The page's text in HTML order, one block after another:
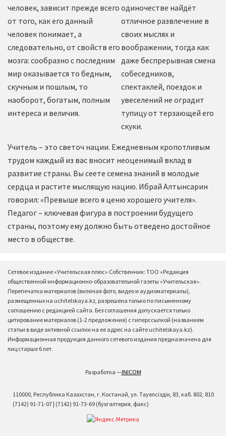
человек, зависит прежде всего
от того, как его данный
человек понимает, а
следовательно, от свойств его
мозга: сообразно с последним
мир оказывается то бедным,
скучным и пошлым, то
наоборот, богатым, полным
интереса и величия.
одиночестве найдёт
отличное развлечение в
своих мыслях и
воображении, тогда как
даже беспрерывная смена
собеседников,
спектаклей, поездок и
увеселений не оградит
тупицу от терзающей его
скуки.
Учитель – это светоч нации. Ежедневным кропотливым
трудом каждый из вас вносит неоценимый вклад в
развитие страны. Вы сеете семена знаний в молодые
сердца и растите мыслящую нацию. Ибрай Алтынсарин
говорил: «Превыше всего я ценю хорошего учителя».
Педагог – ключевая фигура в построении будущего
страны, поэтому ему должно быть отведено достойное
место в обществе.
Сетевое издание «Учительская плюс» Собственник: ТОО «Редакция
общественной информационно-образовательной газеты «Учительская».
Перепечатка материалов (включая фото, видео и аудиоматериалы),
размещенных на uchitelskaya.kz, разрешена только по письменному
соглашению с редакцией сайта. Без соглашения допускается только
цитирование материалов (1-2 предложения) с гиперссылкой (названием
статьи в виде активной ссылки на ее адрес на сайте uchitelskaya.kz).
Информационная продукция данного сетевого издания предназначена для
лиц старше 6 лет.
Разработка —INICOM
110000, Республика Казахстан, г. Костанай, ул. Тәуелсіздік, 83, каб. 802, 810
(7142) 91-71-07 | (7142) 91-73-69 (бухгалтерия, факс)